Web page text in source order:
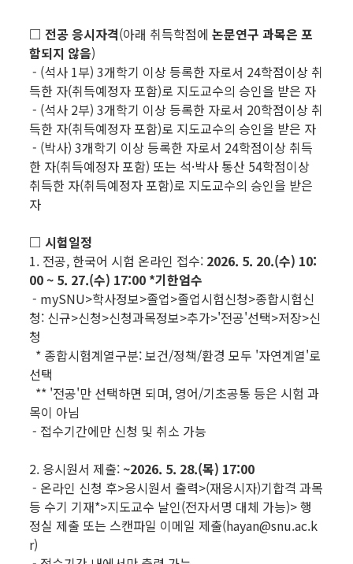
□ 전공 응시자격(아래 취득학점에논문연구 과목은 포
함되지 않음)
- (석사 1부) 3개학기 이상 등록한 자로서 24학점이상 취
득한 자(취득예정자 포함)로 지도교수의 승인을 받은 자
- (석사 2부) 3개학기 이상 등록한 자로서 20학점이상 취
득한 자(취득예정자 포함)로 지도교수의 승인을 받은 자
- (박사) 3개학기 이상 등록한 자로서 24학점이상 취득
한 자(취득예정자 포함) 또는 석·박사 통산 54학점이상
취득한 자(취득예정자 포함)로 지도교수의 승인을 받은
자
□ 시험일정
1. 전공, 한국어 시험 온라인 접수: 2026. 5. 20.(수) 10:
00 ~ 5. 27.(수) 17:00 *기한엄수
- mySNU>학사정보>졸업>졸업시험신청>종합시험신
청: 신규>신청>신청과목정보>추가>'전공'선택>저장>신
청
* 종합시험계열구분: 보건/정책/환경 모두 '자연계열'로
선택
** '전공'만 선택하면 되며, 영어/기초공통 등은 시험 과
목이 아님
- 접수기간에만 신청 및 취소 가능
2. 응시원서 제출:~2026. 5. 28.(목) 17:00
- 온라인 신청 후>응시원서 출력>(재응시자)기합격 과목
등 수기 기재*>지도교수 날인(전자서명 대체 가능)> 행
정실 제출 또는 스캔파일 이메일 제출(hayan@snu.ac.k
r)